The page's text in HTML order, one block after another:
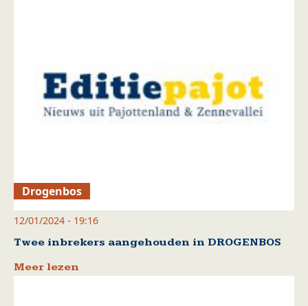
Drogenbos
12/01/2024 - 19:16
Twee inbrekers aangehouden in DROGENBOS
Meer lezen